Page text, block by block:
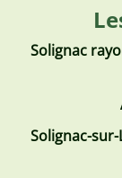
Solignac
Solignac-